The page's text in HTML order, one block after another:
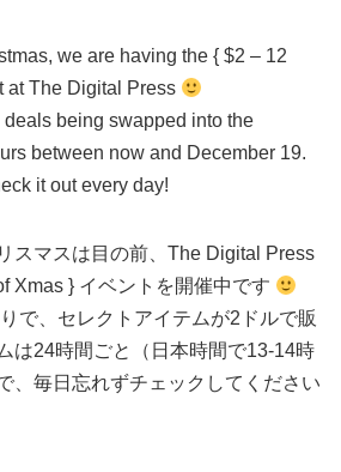
we are having the { $2 – 12
at The Digital Press
deals being swapped into the
between now and December 19.
it out every day!
スマスは目の前、The Digital Press
Xmas } イベントを開催中です
で、セレクトアイテムが2ドルで販
は24時間ごと（日本時間で13-14時
、毎日忘れずチェックしてください